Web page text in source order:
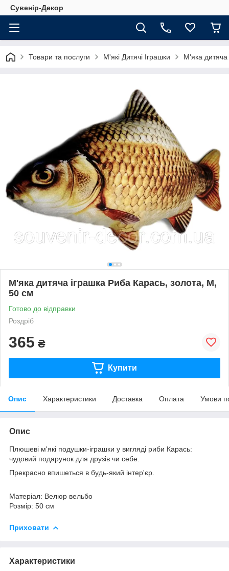
Сувенір-Декор
Товари та послуги М'які Дитячі Іграшки М'яка
М'яка дитяча іграшка Риба Карась, золота, М,
50 см
Готово до відправки
Роздріб
365 ₴
Купити
Опис Характеристики Доставка Оплата Умови
Опис
Плюшеві м'які подушки-іграшки у вигляді риби Карась:
чудовий подарунок для друзів чи себе.
Прекрасно впишеться в будь-який інтер'єр.
Матеріал: Велюр вельбо
Розмір: 50 см
Приховати
Характеристики